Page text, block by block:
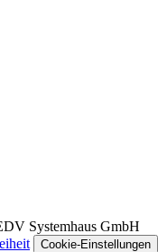
Systemhaus GmbH
Cookie-Einstellungen